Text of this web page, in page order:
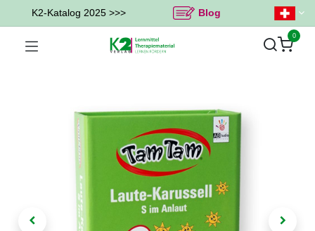
K2-Katalog 2025 >>> Blog
0